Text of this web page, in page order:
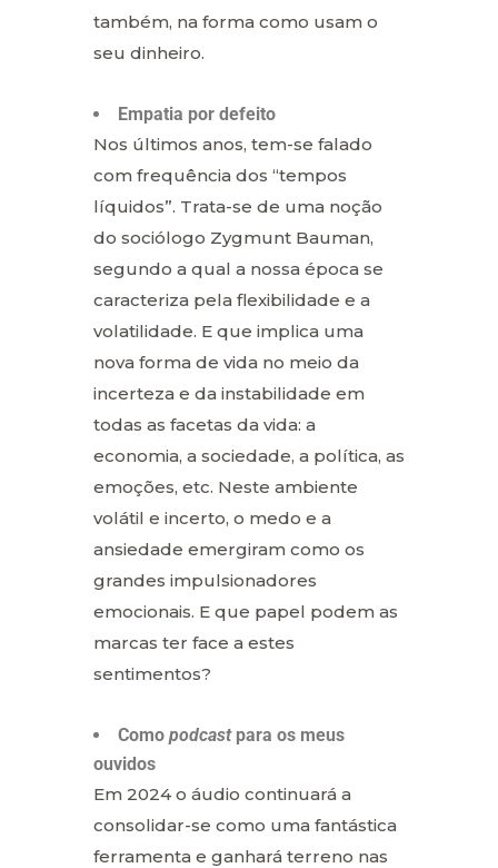
também, na forma como usam o
seu dinheiro.
Empatia por defeito
Nos últimos anos, tem-se falado
com frequência dos “tempos
líquidos”. Trata-se de uma noção
do sociólogo Zygmunt Bauman,
segundo a qual a nossa época se
caracteriza pela flexibilidade e a
volatilidade. E que implica uma
nova forma de vida no meio da
incerteza e da instabilidade em
todas as facetas da vida: a
economia, a sociedade, a política, as
emoções, etc. Neste ambiente
volátil e incerto, o medo e a
ansiedade emergiram como os
grandes impulsionadores
emocionais. E que papel podem as
marcas ter face a estes
sentimentos?
Como podcastpara os meus
ouvidos
Em 2024 o áudio continuará a
consolidar-se como uma fantástica
ferramenta e ganhará terreno nas